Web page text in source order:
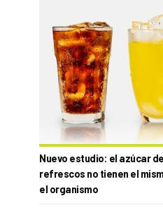
Nuevo estudio: el azúcar
refrescos no tienen el
el organismo